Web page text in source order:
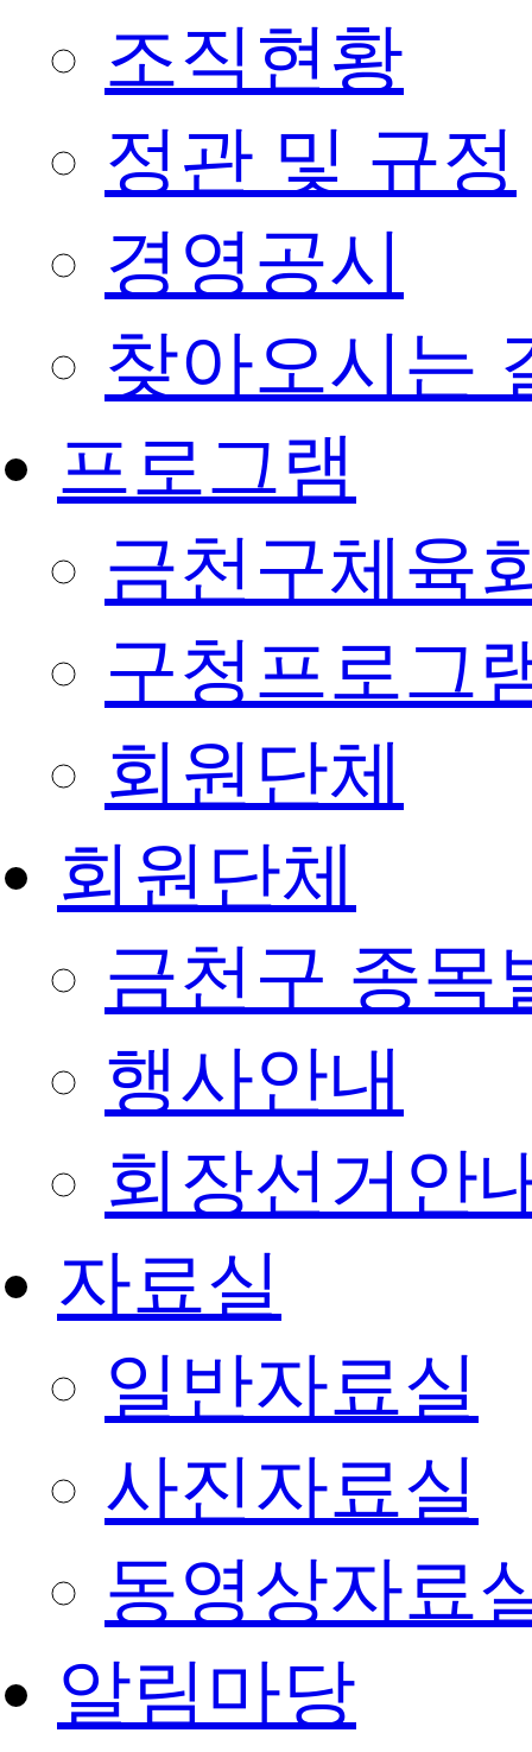
조직현황
정관 및 규정
경영공시
찾아오시는
프로그램
금천구체육
구청프로그
회원단체
회원단체
금천구 종목
행사안내
회장선거안
자료실
일반자료실
사진자료실
동영상자료
알림마당